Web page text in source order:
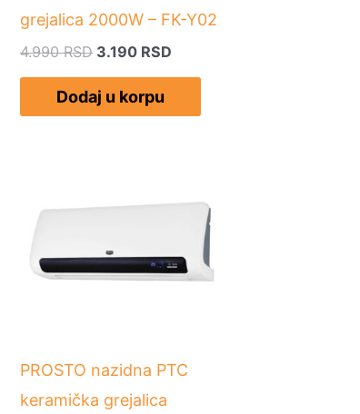
grejalica 2000W – FK-Y02
4.990RSD 3.190 RSD
Dodaj u korpu
PROSTO nazidna PTC
keramička grejalica